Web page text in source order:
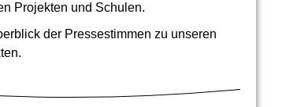
Projekten und Schulen.
der Pressestimmen zu unseren